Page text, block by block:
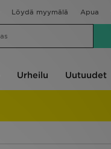
Löydä myymälä Apua
Urheilu Uutuudet